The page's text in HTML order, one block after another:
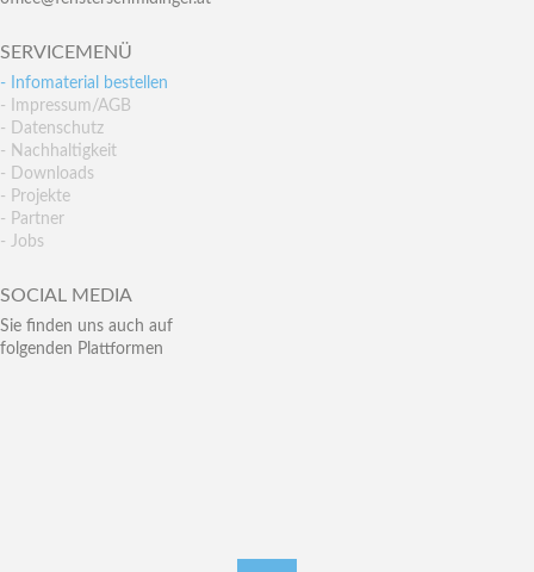
SERVICEMENÜ
- Infomaterial bestellen
- Impressum/AGB
- Datenschutz
- Nachhaltigkeit
- Downloads
- Projekte
- Partner
- Jobs
SOCIAL MEDIA
Sie finden uns auch auf
folgenden Plattformen